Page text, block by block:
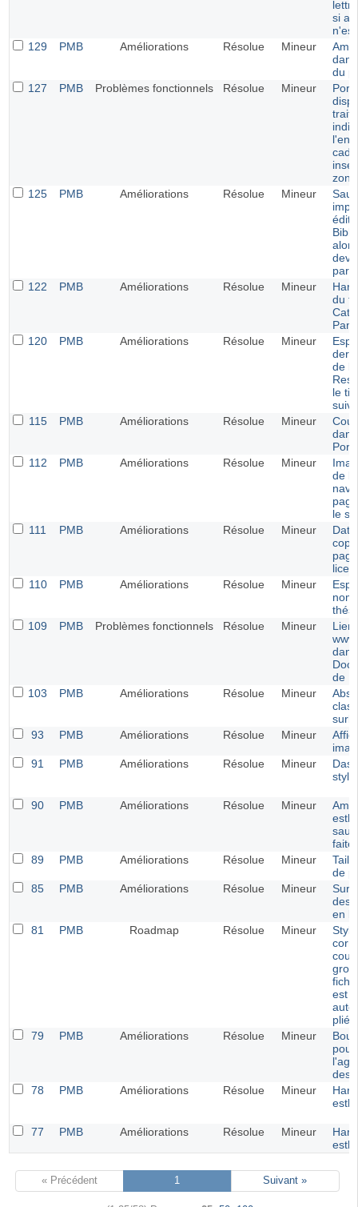
si
129
PMB Améliorations Résolue Mineur
du
127
PMB Problèmes fonctionnels Résolue Mineur
trait
125
PMB Améliorations Résolue Mineur
par
122
PMB Améliorations Résolue Mineur
du
120
PMB Améliorations Résolue Mineur
de
le
115
PMB Améliorations Résolue Mineur
112
PMB Améliorations Résolue Mineur
de
le
111
PMB Améliorations Résolue Mineur
110
PMB Améliorations Résolue Mineur
nom
109
PMB Problèmes fonctionnels Résolue Mineur
Lien
de
103
PMB Améliorations Résolue Mineur
93
PMB Améliorations Résolue Mineur
91
PMB Améliorations Résolue Mineur
style
90 PMB Améliorations Résolue Mineur
89
PMB Améliorations Résolue Mineur
de
85
PMB Améliorations Résolue Mineur
des
en
81
PMB Roadmap Résolue Mineur
est
pliée
79
PMB Améliorations Résolue Mineur
pour
des
78
PMB Améliorations Résolue Mineur
77 PMB Améliorations Résolue Mineur
« Précédent 1 Suivant »